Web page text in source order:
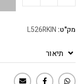
מק"ט: L526RKIN
תיאור